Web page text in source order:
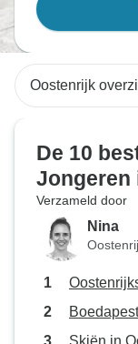
Oostenrijk
De 10
Jongeren
Verzameld door
Nina
Skiën in